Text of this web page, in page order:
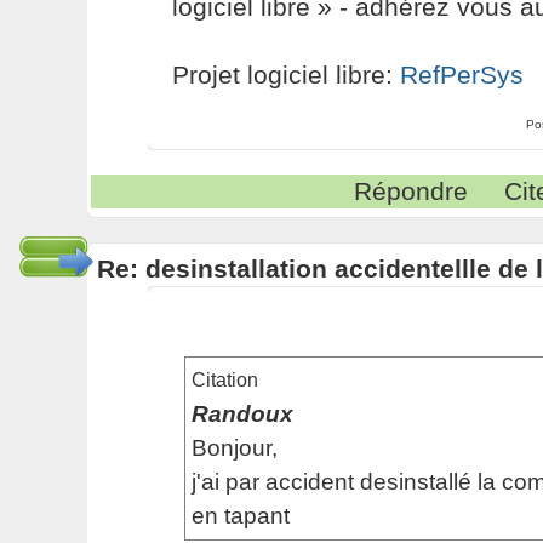
logiciel libre » - adhérez vous
Projet logiciel libre: RefPerSys
Répondre
Re: desinstallation accidentellle de
Citation
Randoux
Bonjour,
j'ai par accident desinstallé la
en tapant